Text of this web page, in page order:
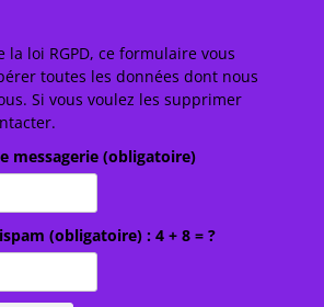
la loi RGPD, ce formulaire vous
toutes les données dont nous
Si vous voulez les supprimer
messagerie (obligatoire)
(obligatoire) : 4 + 8 = ?